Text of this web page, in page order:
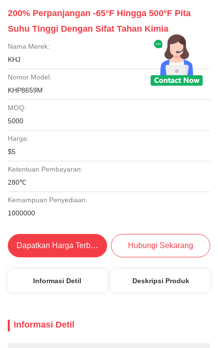
200% Perpanjangan -65°F Hingga 500°F Pita
Suhu Tinggi Dengan Sifat Tahan Kimia
Nama Merek:
KHJ
Nomor Model:
KHP8659M
MOQ:
5000
Harga:
$5
Ketentuan Pembayaran:
280℃
Kemampuan Penyediaan:
1000000
Dapatkan Harga Terbaik Hubungi Sekarang
Informasi Detil Deskripsi Produk
Informasi Detil